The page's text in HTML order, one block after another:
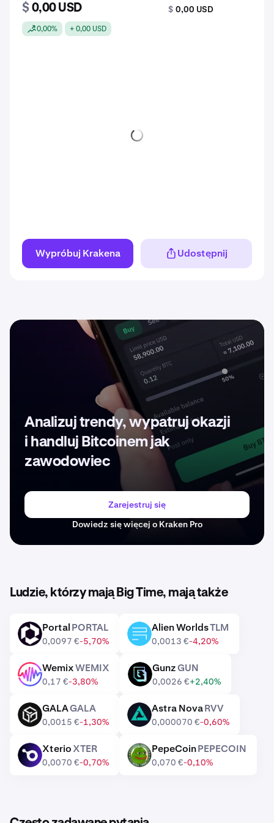
$ 0,00 USD
0,00% + 0,00 USD
$ 0,00 USD
Wypróbuj Krakena Udostępnij
Analizuj trendy, wypatruj okazji
i handluj Bitcoinem jak
zawodowiec
Zarejestruj się
Dowiedz się więcej o Kraken Pro
Ludzie, którzy mają Big Time, mają także
PORTAL PortalPORTAL
0,0097 €-5,70%
TLM Alien WorldsTLM
0,0013 €-4,20%
WEMIX WemixWEMIX
0,17 €-3,80%
GUN GunzGUN
0,0026 €+2,40%
GALA GALAGALA
0,0015 €-1,30%
RVV Astra NovaRVV
0,000070 €-0,60%
XTER XterioXTER
0,0070 €-0,70%
PEPECOIN PepeCoinPEPECOIN
0,070 €-0,10%